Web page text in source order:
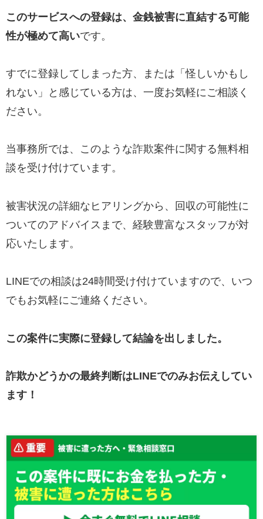
このサービスへの登録は、金銭被害に直結する可能
性が極めて高いです。
すでに登録してしまった方、または「怪しいかもし
れない」と感じている方は、一度お気軽にご相談く
ださい。
当事務所では、このような詐欺案件に関する無料相
談を受け付けています。
被害状況の詳細なヒアリングから、回収の可能性に
ついてのアドバイスまで、経験豊富なスタッフが対
応いたします。
LINEでの相談は24時間受け付けていますので、いつ
でもお気軽にご連絡ください。
この案件に実際に登録して結論を出しました。
詐欺かどうかの最終判断はLINEでのみお伝えしてい
ます！